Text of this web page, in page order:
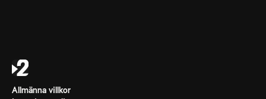
Allmänna villkor